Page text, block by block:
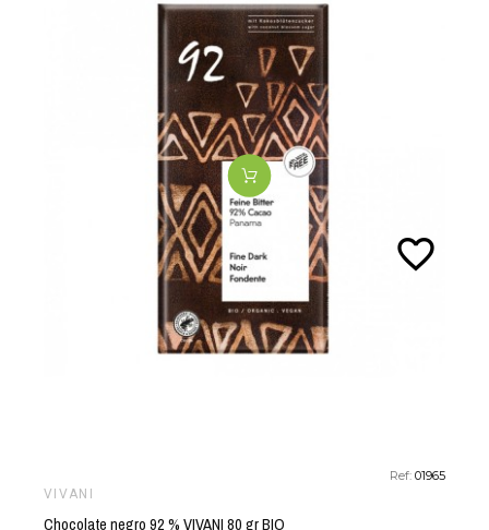
Ref:01965
VIVANI
Chocolate negro 92 % VIVANI 80 gr BIO
favorite_border